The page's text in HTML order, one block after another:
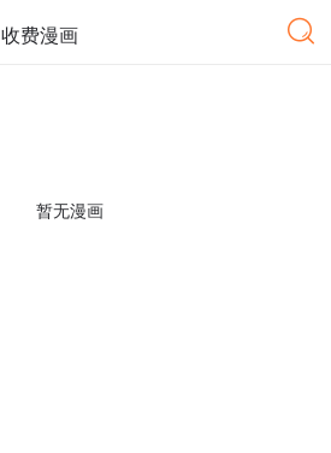
收费漫画
暂无漫画